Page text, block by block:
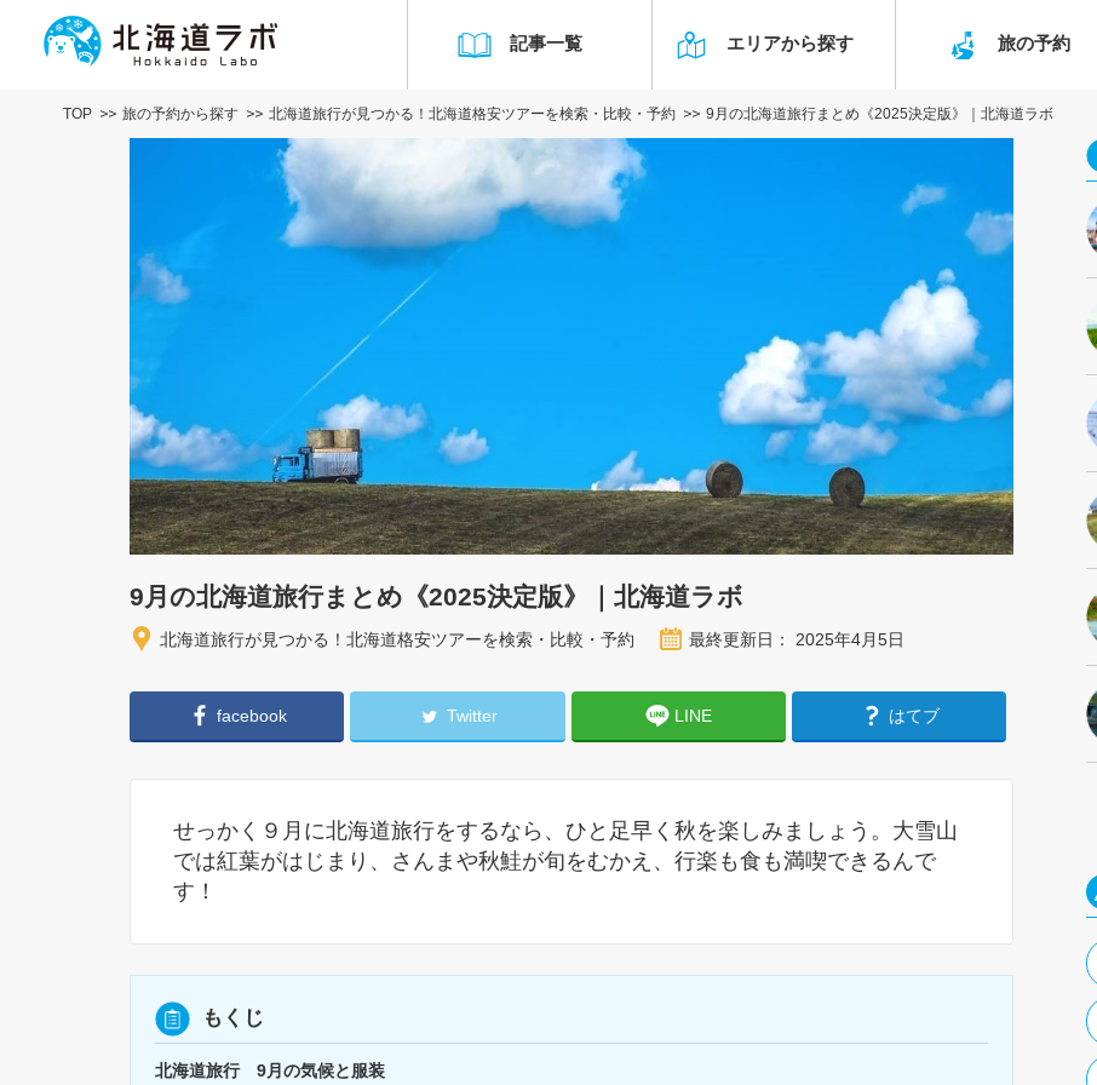
記事一覧 エリアから探す 旅の予約
TOP 旅の予約から探す 北海道旅行が見つかる！北海道格安ツアーを検索・比較・予約 9月の北海道旅行まとめ《2025決定版》｜北海道ラボ
9月の北海道旅行まとめ《2025決定版》｜北海道ラボ
北海道旅行が見つかる！北海道格安ツアーを検索・比較・予約 最終更新日： 2025年4月5日
facebook Twitter LINE はてブ
せっかく９月に北海道旅行をするなら、ひと足早く秋を楽しみましょう。大雪山
では紅葉がはじまり、さんまや秋鮭が旬をむかえ、行楽も食も満喫できるんで
す！
もくじ
北海道旅行 9月の気候と服装